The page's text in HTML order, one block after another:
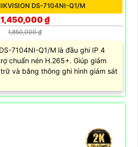
DS-7104NI-Q1/M
1,450,000 ₫
1,850,000 ₫
7104NI-Q1/M là đầu ghi IP 4
chuẩn nén H.265+. Giúp giảm
và băng thông ghi hình giám sát